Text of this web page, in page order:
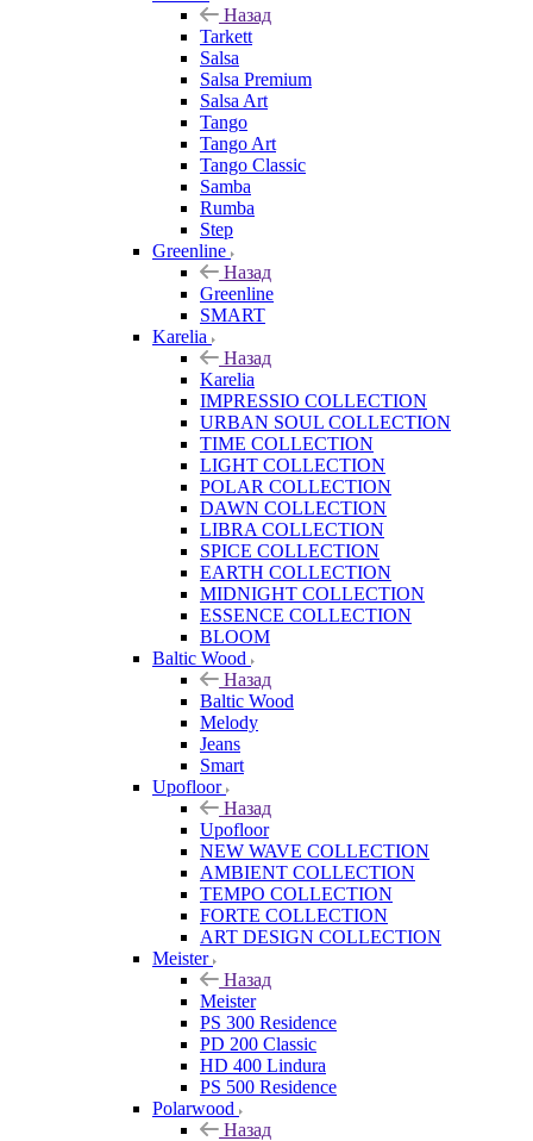
Назад
Tarkett
Salsa
Salsa Premium
Salsa Art
Tango
Tango Art
Tango Classic
Samba
Rumba
Step
Greenline
Назад
Greenline
SMART
Karelia
Назад
Karelia
IMPRESSIO COLLECTION
URBAN SOUL COLLECTION
TIME COLLECTION
LIGHT COLLECTION
POLAR COLLECTION
DAWN COLLECTION
LIBRA COLLECTION
SPICE COLLECTION
EARTH COLLECTION
MIDNIGHT COLLECTION
ESSENCE COLLECTION
BLOOM
Baltic Wood
Назад
Baltic Wood
Melody
Jeans
Smart
Upofloor
Назад
Upofloor
NEW WAVE COLLECTION
AMBIENT COLLECTION
TEMPO COLLECTION
FORTE COLLECTION
ART DESIGN COLLECTION
Meister
Назад
Meister
PS 300 Residence
PD 200 Classic
HD 400 Lindura
PS 500 Residence
Polarwood
Назад